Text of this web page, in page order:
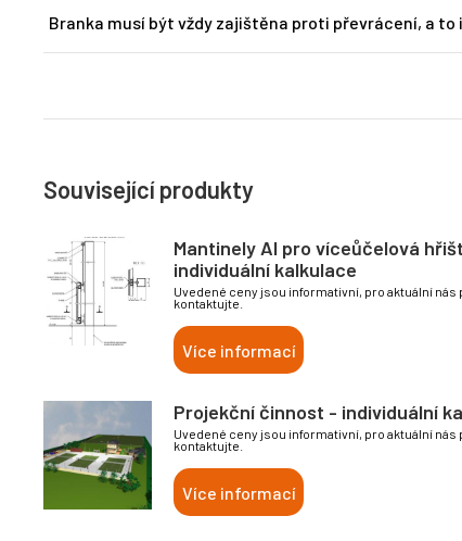
Branka musí být vždy zajištěna proti převrácení, a to
Související produkty
Mantinely Al pro víceůčelová
individuální kalkulace
Uvedené ceny jsou informativní, pro aktuální nás
kontaktujte.
Více informací
Projekční činnost - individuální
Uvedené ceny jsou informativní, pro aktuální nás
kontaktujte.
Více informací